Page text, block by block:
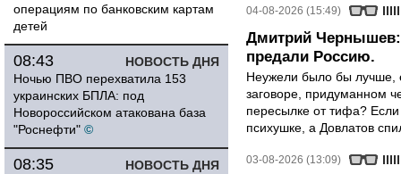
операциям по банковским картам
детей
НОВОСТЬ ДНЯ
08:43
Ночью ПВО перехватила 153
украинских БПЛА: под
Новороссийском атакована база
"Роснефти" ©
НОВОСТЬ ДНЯ
08:35
04-08-2026 (15:49)
Дмитрий Чернышев:
предали Россию.
Неужели было бы лучше,
заговоре, придуманном
пересылке от тифа?
психушке, а Довлатов
03-08-2026 (13:09)